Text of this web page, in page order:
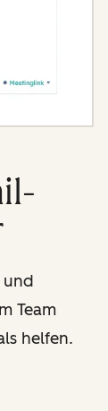
und
Team
helfen.